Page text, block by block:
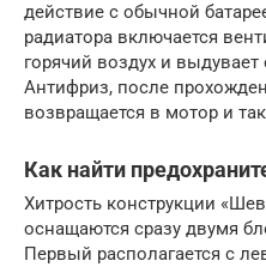
действие с обычной
радиатора включается
горячий воздух и
Антифриз, после
возвращается в мотор и так
Как найти
Хитрость конструкции
оснащаются сразу двумя
Первый располагается с